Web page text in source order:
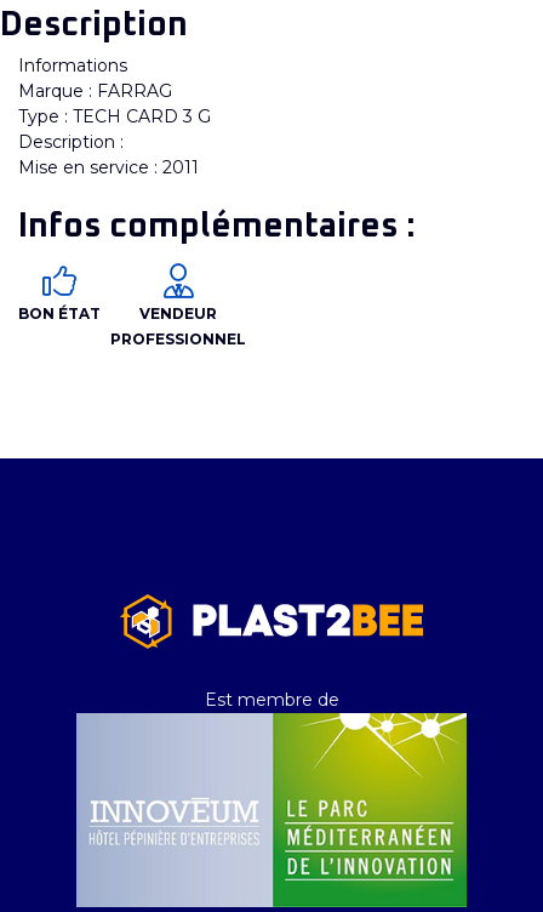
Description
Informations
Marque : FARRAG
Type : TECH CARD 3 G
Description :
Mise en service : 2011
Infos complémentaires :
BON ÉTAT
VENDEUR
PROFESSIONNEL
Est membre de